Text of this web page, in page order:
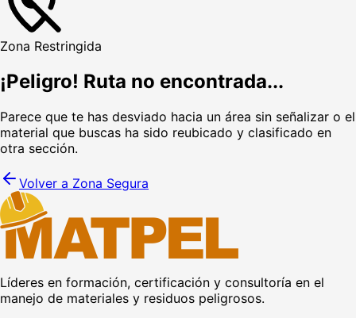
Zona Restringida
¡Peligro! Ruta no encontrada...
Parece que te has desviado hacia un área sin señalizar o el
material que buscas ha sido reubicado y clasificado en
otra sección.
Volver a Zona Segura
Líderes en formación, certificación y consultoría en el
manejo de materiales y residuos peligrosos.